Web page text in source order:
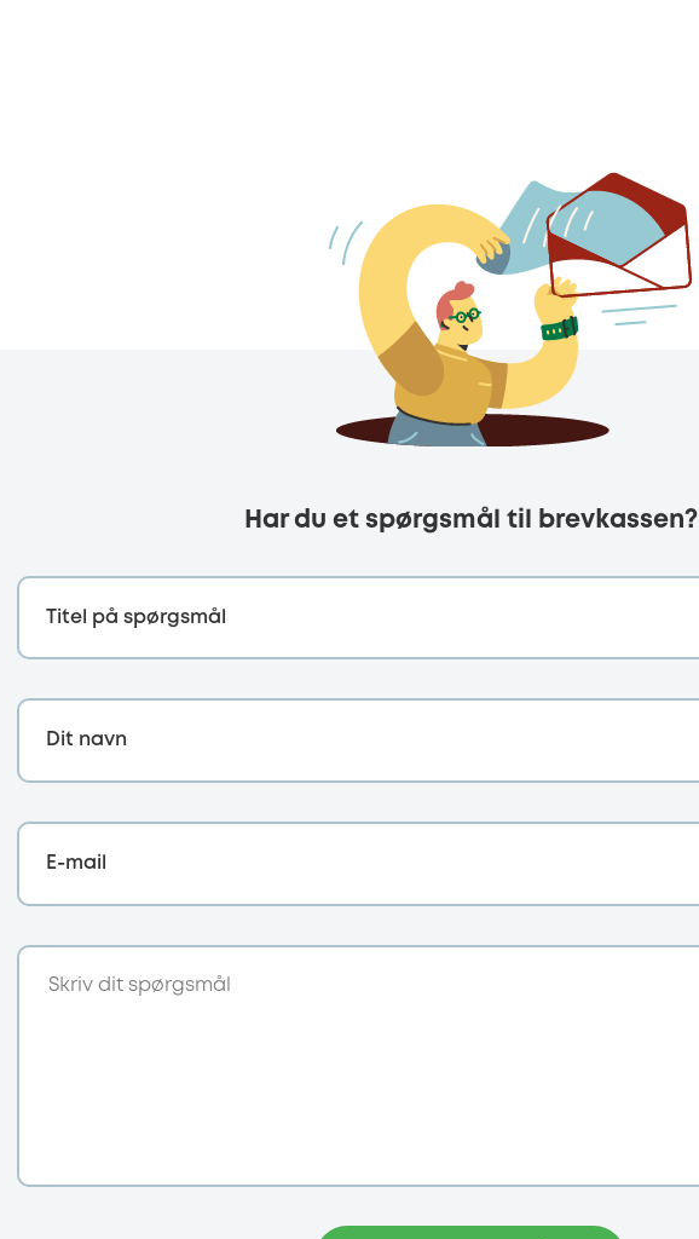
Har du et spørgsmål til brevkassen?
Titel på spørgsmål
Dit navn
E-mail